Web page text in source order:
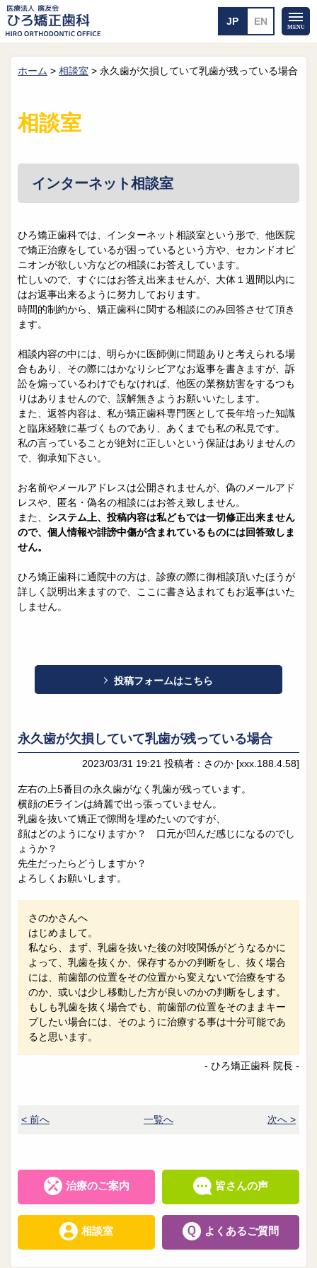
ホーム 矯正治療について
院長紹介
メール送信 相談室
皆さんの声 求人
院長日誌 治療相談
スタッフブログ サイトマップ
0263-54-6622
MAILはこちら
ホーム > 相談室 > 永久歯が欠損していて乳歯が残っている場合
相談室
インターネット相談室
ひろ矯正歯科では、インターネット相談室という形で、他医院
で矯正治療をしているが困っているという方や、セカンドオピ
ニオンが欲しい方などの相談にお答えしています。
忙しいので、すぐにはお答え出来ませんが、大体１週間以内に
はお返事出来るように努力しております。
時間的制約から、矯正歯科に関する相談にのみ回答させて頂き
ます。
相談内容の中には、明らかに医師側に問題ありと考えられる場
合もあり、その際にはかなりシビアなお返事を書きますが、訴
訟を煽っているわけでもなければ、他医の業務妨害をするつも
りはありませんので、誤解無きようお願いいたします。
また、返答内容は、私が矯正歯科専門医として長年培った知識
と臨床経験に基づくものであり、あくまでも私の私見です。
私の言っていることが絶対に正しいという保証はありませんの
で、御承知下さい。
お名前やメールアドレスは公開されませんが、偽のメールアド
レスや、匿名・偽名の相談にはお答え致しません。
また、 システム上、投稿内容は私どもでは一切修正出来ません
ので、個人情報や誹謗中傷が含まれているものには回答致しま
せん。
ひろ矯正歯科に通院中の方は、診療の際に御相談頂いたほうが
詳しく説明出来ますので、ここに書き込まれてもお返事はいた
しません。
投稿フォームはこちら
永久歯が欠損していて乳歯が残っている場合
2023/03/31 19:21 投稿者：さのか [xxx.188.4.58]
左右の上5番目の永久歯がなく乳歯が残っています。
横顔のEラインは綺麗で出っ張っていません。
乳歯を抜いて矯正で隙間を埋めたいのですが、
顔はどのようになりますか？ 口元が凹んだ感じになるのでし
ょうか？
先生だったらどうしますか？
よろしくお願いします。
さのかさんへ
はじめまして。
私なら、まず、乳歯を抜いた後の対咬関係がどうなるかに
よって、乳歯を抜くか、保存するかの判断をし、抜く場合
には、前歯部の位置をその位置から変えないで治療をする
のか、或いは少し移動した方が良いのかの判断をします。
もしも乳歯を抜く場合でも、前歯部の位置をそのままキー
プしたい場合には、そのように治療する事は十分可能であ
ると思います。
- ひろ矯正歯科 院長 -
< 前へ 一覧へ 次へ >
治療のご案内 皆さんの声
相談室 よくあるご質問